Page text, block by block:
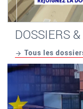
DOSSIERS
Tous les